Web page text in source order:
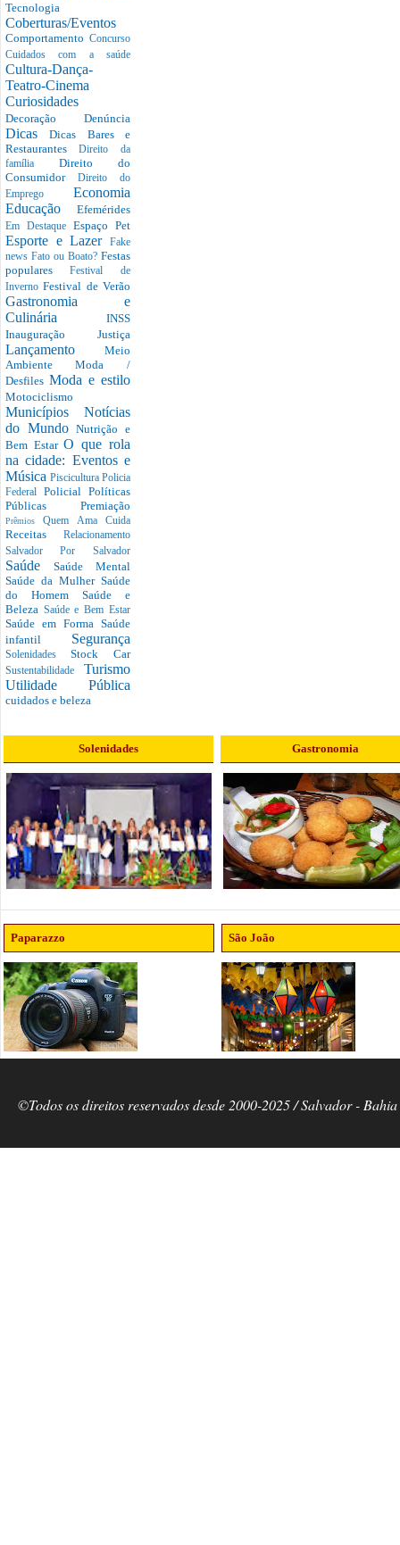
Tecnologia
Coberturas/Eventos
Comportamento Concurso
Cuidados com a saúde
Cultura-Dança-
Teatro-Cinema
Curiosidades
Decoração Denúncia
DicasDicas Bares e
RestaurantesDireito da
família Direito do
Consumidor Direito do
Emprego Economia
Educação Efemérides
Em Destaque Espaço Pet
Esporte e Lazer
Fake
news Fato ou Boato? Festas
popularesFestival de
InvernoFestival de Verão
Gastronomia e
Culinária INSS
Inauguração Justiça
Lançamento Meio
AmbienteModa /
Desfiles Moda e estilo
Motociclismo
Municípios Notícias
do MundoNutrição e
Bem EstarO que rola
na cidade: Eventos e
Música Piscicultura Policia
Federal Policial Políticas
Públicas Premiação
PrêmiosQuem Ama Cuida
Receitas Relacionamento
Salvador Por Salvador
Saúde Saúde Mental
Saúde da Mulher Saúde
do Homem Saúde e
Beleza Saúde e Bem Estar
Saúde em Forma Saúde
infantil Segurança
SolenidadesStock Car
Sustentabilidade Turismo
Utilidade Pública
cuidados e beleza
Solenidades Gastronomia
Paparazzo São João
©Todos os direitos reservados desde 2000-2025 / Salvador -